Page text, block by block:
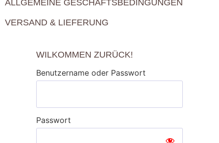
ALLGEMEINE GESCHÄFTSBEDINGUNGEN
VERSAND & LIEFERUNG
WILKOMMEN ZURÜCK!
Benutzername oder Passwort
Passwort